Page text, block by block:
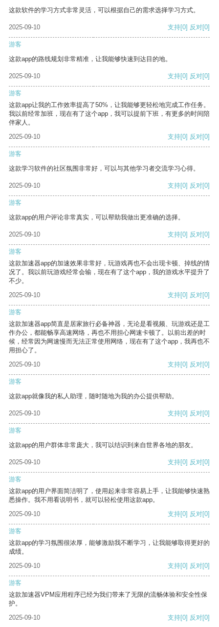
这款软件的学习方式非常灵活，可以根据自己的需求选择学习方式。
2025-09-10 支持[0] 反对[0]
游客
这款app的路线规划非常精准，让我能够快速到达目的地。
2025-09-10 支持[0] 反对[0]
游客
这款app让我的工作效率提高了50%，让我能够更轻松地完成工作任务。
我以前经常加班，现在有了这个app，我可以提前下班，有更多的时间陪
伴家人。
2025-09-10
支持[0] 反对[0]
游客
这款学习软件的社区氛围非常好，可以与其他学习者交流学习心得。
2025-09-10 支持[0] 反对[0]
游客
这款app的用户评论非常真实，可以帮助我做出更准确的选择。
2025-09-10 支持[0] 反对[0]
游客
这款加速器app的加速效果非常好，玩游戏再也不会出现卡顿、掉线的情
况了。我以前玩游戏经常会输，现在有了这个app，我的游戏水平提升了
不少。
2025-09-10
支持[0] 反对[0]
游客
这款加速器app简直是居家旅行必备神器，无论是看视频、玩游戏还是工
作办公，都能畅享高速网络，再也不用担心网速卡顿了。以前出差的时
候，经常因为网速慢而无法正常使用网络，现在有了这个app，我再也不
用担心了。
2025-09-10
支持[0] 反对[0]
游客
这款app就像我的私人助理，随时随地为我的办公提供帮助。
2025-09-10 支持[0] 反对[0]
游客
这款app的用户群体非常庞大，我可以结识到来自世界各地的朋友。
2025-09-10 支持[0] 反对[0]
游客
这款app的用户界面简洁明了，使用起来非常容易上手，让我能够快速熟
悉操作。我不用看说明书，就可以轻松使用这款app。
2025-09-10
支持[0] 反对[0]
游客
这款app的学习氛围很浓厚，能够激励我不断学习，让我能够取得更好的
成绩。
2025-09-10
支持[0] 反对[0]
游客
这款加速器VPM应用程序已经为我们带来了无限的流畅体验和安全性保
护。
2025-09-10
支持[0] 反对[0]